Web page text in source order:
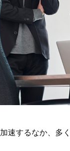
速するなか、多